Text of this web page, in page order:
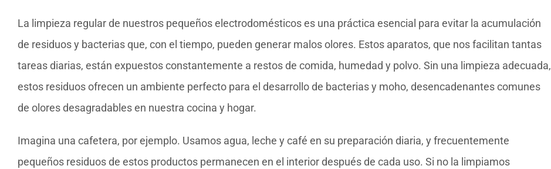
La limpieza regular de nuestros pequeños electrodomésticos es una práctica esencial para evitar la acumulación
de residuos y bacterias que, con el tiempo, pueden generar malos olores. Estos aparatos, que nos facilitan tantas
tareas diarias, están expuestos constantemente a restos de comida, humedad y polvo. Sin una limpieza adecuada,
estos residuos ofrecen un ambiente perfecto para el desarrollo de bacterias y moho, desencadenantes comunes
de olores desagradables en nuestra cocina y hogar.
Imagina una cafetera, por ejemplo. Usamos agua, leche y café en su preparación diaria, y frecuentemente
pequeños residuos de estos productos permanecen en el interior después de cada uso. Si no la limpiamos